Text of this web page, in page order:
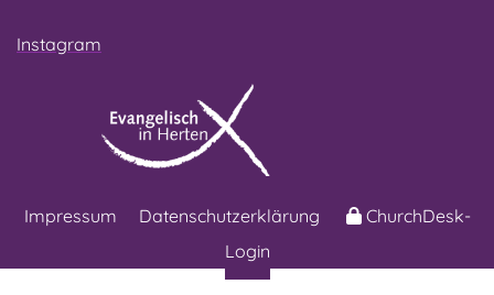
Instagram
Impressum Datenschutzerklärung
ChurchDesk-
Login